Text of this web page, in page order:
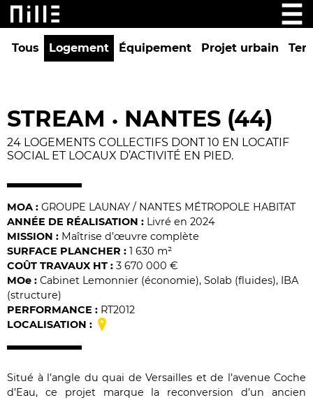
Tous Logement Équipement Projet urbain
STREAM • NANTES (44)
24 LOGEMENTS COLLECTIFS DONT 10 EN LOCATIF
SOCIAL ET LOCAUX D’ACTIVITÉ EN PIED.
MOA : GROUPE LAUNAY / NANTES MÉTROPOLE HABITAT
ANNÉE DE RÉALISATION : Livré en 2024
MISSION : Maîtrise d’œuvre complète
SURFACE PLANCHER : 1 630 m²
COÛT TRAVAUX HT : 3 670 000 €
MOe : Cabinet Lemonnier (économie), Solab (fluides), IBA
(structure)
PERFORMANCE : RT2012
LOCALISATION :
Situé à l’angle du quai de Versailles et de l’avenue Coche
d’Eau, ce projet marque la reconversion d’un ancien